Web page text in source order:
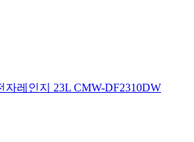
레인지 23L CMW-DF2310DW